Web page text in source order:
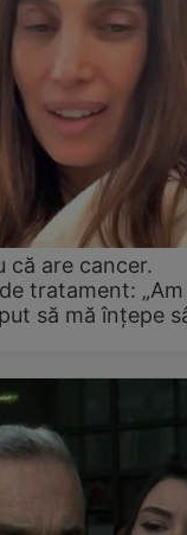
că are cancer.
tratament:
să mă înțepe